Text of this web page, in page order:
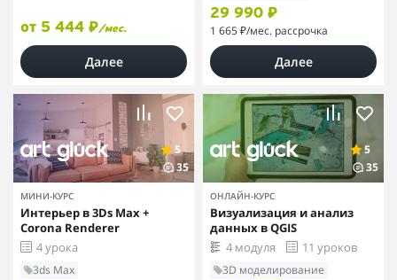
от 5 444 ₽/мес.
Далее
29 990 ₽
1 665 ₽/мес. рассрочка
Далее
5
35
МИНИ-КУРС
Интерьер в 3Ds Max +
Corona Renderer
4 урока
3ds Max
5
35
ОНЛАЙН-КУРС
Визуализация и анализ
данных в QGIS
4 модуля
11 уроков
3D моделирование